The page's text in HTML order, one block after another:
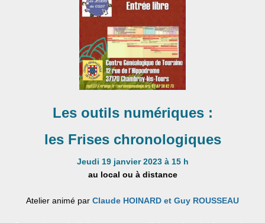
Les outils numériques :
les Frises chronologiques
Jeudi 19 janvier 2023 à 15 h
au local ou à distance
Atelier animé par Claude HOINARD et Guy ROUSSEAU